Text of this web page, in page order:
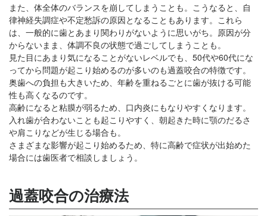
また、体全体のバランスを崩してしまうことも。こうなると、自
律神経失調症や不定愁訴の原因となることもあります。これら
は、一般的に歯とあまり関わりがないように思いがち。原因が分
からないまま、体調不良の状態で過ごしてしまうことも。
見た目にあまり気になることがないレベルでも、50代や60代にな
ってから問題が起こり始めるのが多いのも過蓋咬合の特徴です。
奥歯への負担も大きいため、年齢を重ねるごとに歯が抜ける可能
性も高くなるのです。
高齢になると粘膜が弱るため、口内炎にもなりやすくなります。
入れ歯が合わないことも起こりやすく、朝起きた時に顎のだるさ
や肩こりなどが生じる場合も。
さまざまな影響が起こり始めるため、特に高齢で症状が出始めた
場合には歯医者で相談しましょう。
過蓋咬合の治療法